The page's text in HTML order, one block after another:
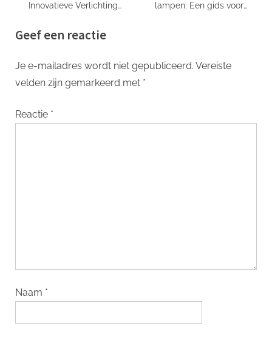
Innovatieve Verlichting
lampen: Een gids voor
Geef een reactie
Je e-mailadres wordt niet gepubliceerd. Vereiste
velden zijn gemarkeerd met *
Reactie *
Naam *